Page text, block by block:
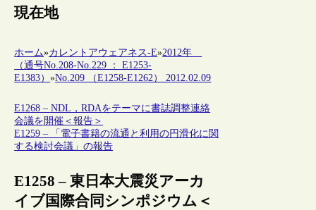
現在地
ホーム»カレントアウェアネス-E»2012年
（通号No.208-No.229 ： E1253-
E1383）»No.209 （E1258-E1262） 2012.02.09
E1268 – NDL，RDAをテーマに書誌調整連絡
会議を開催＜報告＞
E1259 – 「電子書籍の流通と利用の円滑化に関
する検討会議」の報告
E1258 – 東日本大震災アーカ
イブ国際合同シンポジウム＜